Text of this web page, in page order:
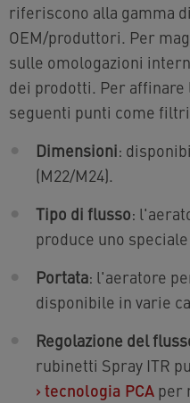
riferiscono alla gamma
OEM/produttori. Per
sulle omologazioni
dei prodotti. Per affinare
seguenti punti come
Dimensioni:
(M22/M24).
Tipo di flusso:
produce uno
Portata: l'aeratore
disponibile in varie
Regolazione del
rubinetti Spray ITR
› tecnologia PCA per